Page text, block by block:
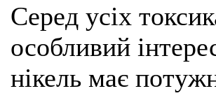
Серед усіх
особливий
нікель має